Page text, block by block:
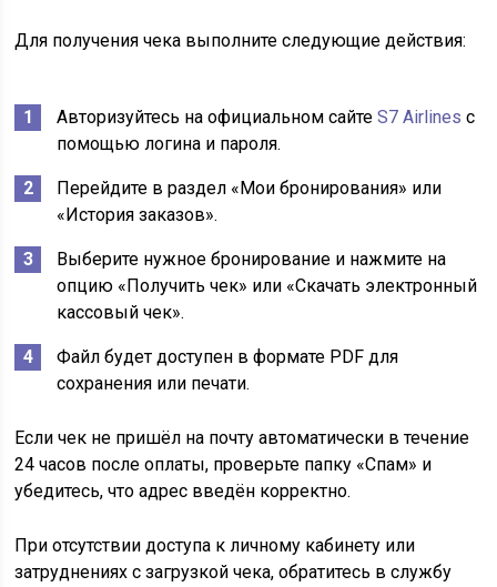
Для получения чека выполните следующие действия:
Авторизуйтесь на официальном сайтеS7 Airlines с
помощью логина и пароля.
Перейдите в раздел «Мои бронирования» или
«История заказов».
Выберите нужное бронирование и нажмите на
опцию «Получить чек» или «Скачать электронный
кассовый чек».
Файл будет доступен в формате PDF для
сохранения или печати.
Если чек не пришёл на почту автоматически в течение
24 часов после оплаты, проверьте папку «Спам» и
убедитесь, что адрес введён корректно.
При отсутствии доступа к личному кабинету или
затруднениях с загрузкой чека, обратитесь в службу